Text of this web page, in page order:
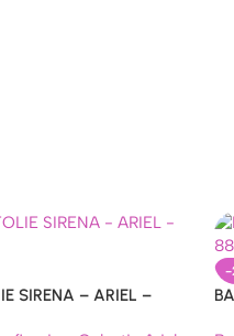
SIRENA – ARIEL –
-